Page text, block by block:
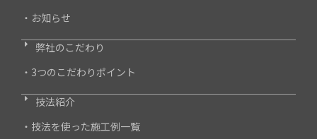
・お知らせ
弊社のこだわり
・3つのこだわりポイント
技法紹介
・技法を使った施工例一覧